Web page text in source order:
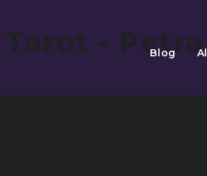
Blog